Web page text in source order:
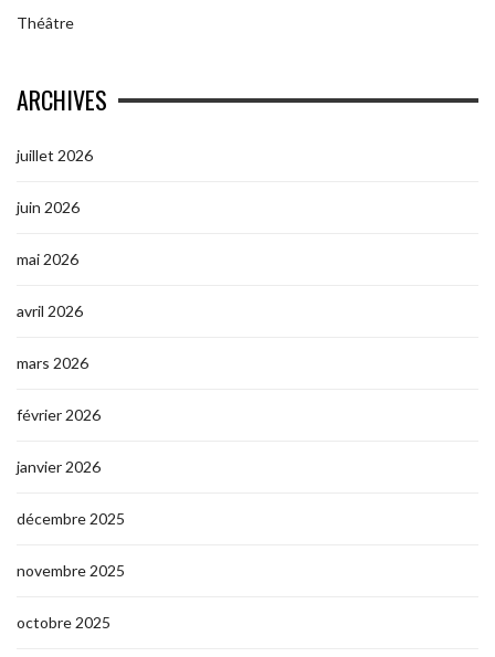
Théâtre
ARCHIVES
juillet 2026
juin 2026
mai 2026
avril 2026
mars 2026
février 2026
janvier 2026
décembre 2025
novembre 2025
octobre 2025